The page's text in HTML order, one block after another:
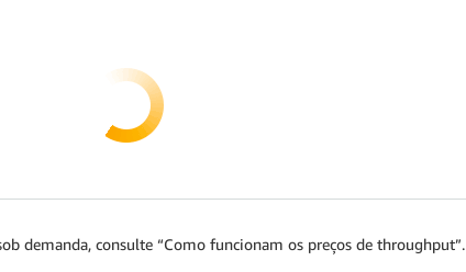
demanda, consulte “Como funcionam os preços de throughput”.